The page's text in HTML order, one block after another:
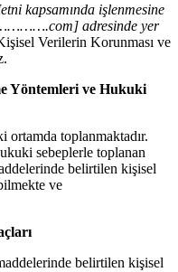
kapsamında işlenmesine
adresinde yer
Verilerin Korunması ve
Yöntemleri ve Hukuki
toplanmaktadır.
sebeplerle toplanan
belirtilen kişisel
ve
belirtilen kişisel